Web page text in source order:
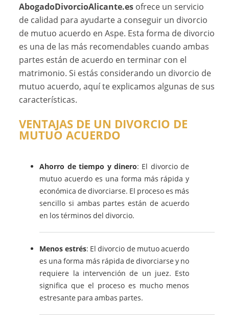
AbogadoDivorcioAlicante.es ofrece un servicio
de calidad para ayudarte a conseguir un divorcio
de mutuo acuerdo en Aspe. Esta forma de divorcio
es una de las más recomendables cuando ambas
partes están de acuerdo en terminar con el
matrimonio. Si estás considerando un divorcio de
mutuo acuerdo, aquí te explicamos algunas de sus
características.
VENTAJAS DE UN DIVORCIO DE
MUTUO ACUERDO
Ahorro de tiempo y dinero: El divorcio de
mutuo acuerdo es una forma más rápida y
económica de divorciarse. El proceso es más
sencillo si ambas partes están de acuerdo
en los términos del divorcio.
Menos estrés: El divorcio de mutuo acuerdo
es una forma más rápida de divorciarse y no
requiere la intervención de un juez. Esto
significa que el proceso es mucho menos
estresante para ambas partes.